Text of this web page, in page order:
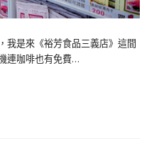
我是來《裕芳食品三義店》這間
連咖啡也有免費…